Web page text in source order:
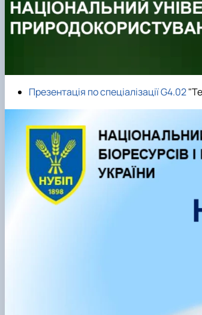
Презентація по спеціалізації G4.02